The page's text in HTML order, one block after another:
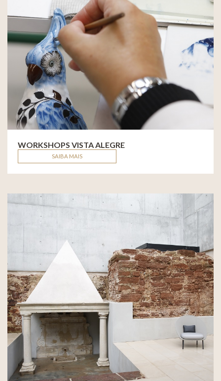
WORKSHOPS VISTA ALEGRE
SAIBA MAIS